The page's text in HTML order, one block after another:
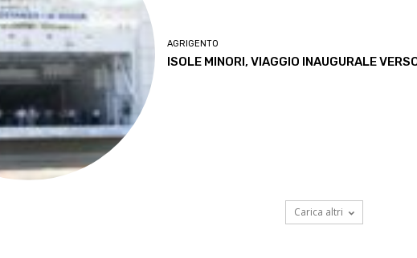
AGRIGENTO
ISOLE MINORI, VIAGGIO INAUGURALE
Carica altri